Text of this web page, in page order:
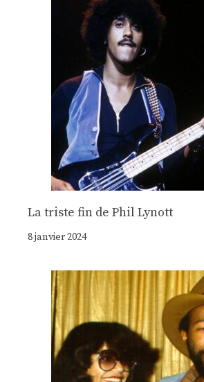
La triste fin de Phil Lynott
8 janvier 2024